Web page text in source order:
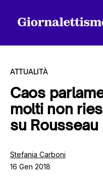
Tutti gli articoli
Chi siamo
ATTUALITÀ
Caos
molti non
su Rousseau
Stefania Carboni
16 Gen 2018